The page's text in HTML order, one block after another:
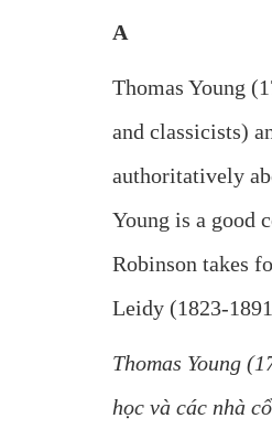
A
Thomas Young
and classicists)
authoritatively
Young is a good
Robinson takes
Leidy (1823-
Thomas Young
học và các nhà